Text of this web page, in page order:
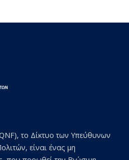
το Δίκτυο των Υπεύθυνων
είναι ένας μη